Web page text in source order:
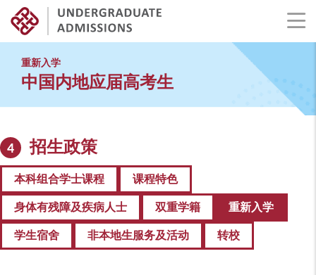
main
content
重新入学
中国内地应届高考生
4 招生政策
本科组合学士课程 课程特色
身体有残障及疾病人士 双重学籍 重新入学
学生宿舍 非本地生服务及活动 转校